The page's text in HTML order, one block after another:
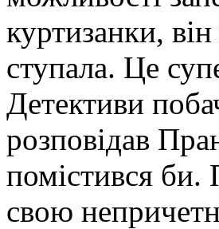
куртизанки,
ступала. Це
Детективи
розповідав
помістився би.
свою